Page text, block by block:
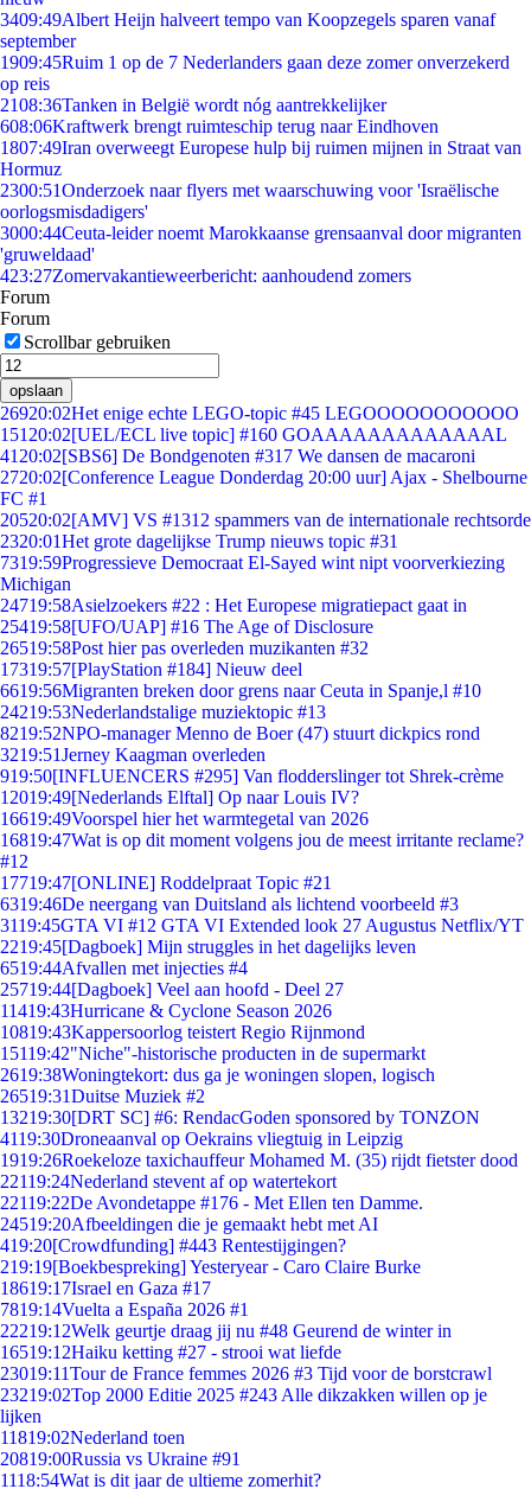
3409:49Albert Heijn halveert tempo van Koopzegels sparen vanaf
september
1909:45Ruim 1 op de 7 Nederlanders gaan deze zomer onverzekerd
op reis
2108:36Tanken in België wordt nóg aantrekkelijker
608:06Kraftwerk brengt ruimteschip terug naar Eindhoven
1807:49Iran overweegt Europese hulp bij ruimen mijnen in Straat van
Hormuz
2300:51Onderzoek naar flyers met waarschuwing voor 'Israëlische
oorlogsmisdadigers'
3000:44Ceuta-leider noemt Marokkaanse grensaanval door migranten
'gruweldaad'
423:27Zomervakantieweerbericht: aanhoudend zomers
Forum
Forum
Scrollbar gebruiken
opslaan
26920:02Het enige echte LEGO-topic #45 LEGOOOOOOOOOOO
151 20:02[UEL/ECL live topic] #160 GOAAAAAAAAAAAAAL
41 20:02[SBS6] De Bondgenoten #317 We dansen de macaroni
2720:02[Conference League Donderdag 20:00 uur] Ajax - Shelbourne
FC #1
20520:02[AMV] VS #1312 spammers van de internationale rechtsorde
2320:01Het grote dagelijkse Trump nieuws topic #31
7319:59Progressieve Democraat El-Sayed wint nipt voorverkiezing
Michigan
24719:58Asielzoekers #22 : Het Europese migratiepact gaat in
25419:58[UFO/UAP] #16 The Age of Disclosure
26519:58Post hier pas overleden muzikanten #32
17319:57[PlayStation #184] Nieuw deel
6619:56Migranten breken door grens naar Ceuta in Spanje,l #10
24219:53Nederlandstalige muziektopic #13
8219:52NPO-manager Menno de Boer (47) stuurt dickpics rond
3219:51Jerney Kaagman overleden
919:50[INFLUENCERS #295] Van flodderslinger tot Shrek-crème
12019:49[Nederlands Elftal] Op naar Louis IV?
16619:49Voorspel hier het warmtegetal van 2026
16819:47Wat is op dit moment volgens jou de meest irritante reclame?
#12
17719:47[ONLINE] Roddelpraat Topic #21
6319:46De neergang van Duitsland als lichtend voorbeeld #3
3119:45GTA VI #12 GTA VI Extended look 27 Augustus Netflix/YT
2219:45[Dagboek] Mijn struggles in het dagelijks leven
6519:44Afvallen met injecties #4
25719:44[Dagboek] Veel aan hoofd - Deel 27
11419:43Hurricane & Cyclone Season 2026
10819:43Kappersoorlog teistert Regio Rijnmond
15119:42"Niche"-historische producten in de supermarkt
2619:38Woningtekort: dus ga je woningen slopen, logisch
26519:31Duitse Muziek #2
13219:30[DRT SC] #6: RendacGoden sponsored by TONZON
4119:30Droneaanval op Oekrains vliegtuig in Leipzig
1919:26Roekeloze taxichauffeur Mohamed M. (35) rijdt fietster dood
22119:24Nederland stevent af op watertekort
22119:22De Avondetappe #176 - Met Ellen ten Damme.
24519:20Afbeeldingen die je gemaakt hebt met AI
419:20[Crowdfunding] #443 Rentestijgingen?
219:19[Boekbespreking] Yesteryear - Caro Claire Burke
18619:17Israel en Gaza #17
7819:14Vuelta a España 2026 #1
22219:12Welk geurtje draag jij nu #48 Geurend de winter in
16519:12Haiku ketting #27 - strooi wat liefde
23019:11Tour de France femmes 2026 #3 Tijd voor de borstcrawl
23219:02Top 2000 Editie 2025 #243 Alle dikzakken willen op je
lijken
11819:02Nederland toen
20819:00Russia vs Ukraine #91
1118:54Wat is dit jaar de ultieme zomerhit?